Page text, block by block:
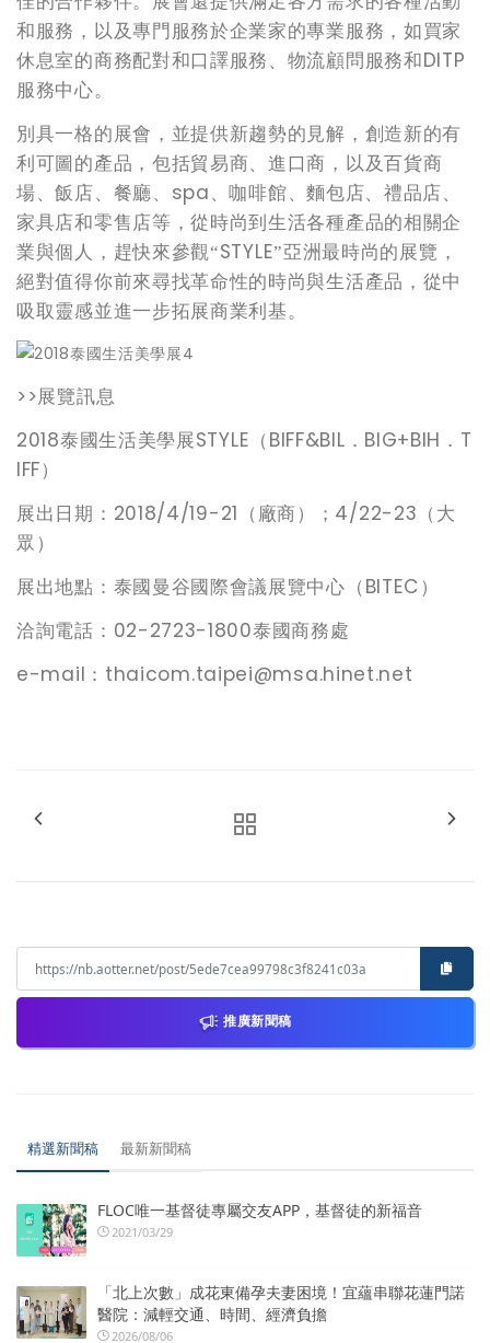
和服務，以及專門服務於企業家的專業服務，如買家
休息室的商務配對和口譯服務、物流顧問服務和 DITP
服務中心。
別具一格的展會，並提供新趨勢的見解，創造新的有
利可圖的產品，包括貿易商、進口商，以及百貨商
場、飯店、餐廳、 spa 、咖啡館、麵包店、禮品店、
家具店和零售店等，從時尚到生活各種產品的相關企
業與個人，趕快來參觀“STYLE”亞洲最時尚的展覽，
絕對值得你前來尋找革命性的時尚與生活產品，從中
吸取靈感並進一步拓展商業利基。
>>展覽訊息
2018泰國生活美學展STYLE （ BIFF&BIL ． BIG+BIH ． T
IFF ）
展出日期： 2018/4/19-21 （廠商）； 4/22-23 （大
眾）
展出地點：泰國曼谷國際會議展覽中心（ BITEC ）
洽詢電話： 02-2723-1800泰國商務處
e-mail ： thaicom.taipei@msa.hinet.net
推廣新聞稿
精選新聞稿 最新新聞稿
FLOC唯一基督徒專屬交友APP，基督徒的新福音
2021/03/29
「北上次數」成花東備孕夫妻困境！宜蘊串聯花蓮門諾
醫院：減輕交通、時間、經濟負擔
2026/08/06